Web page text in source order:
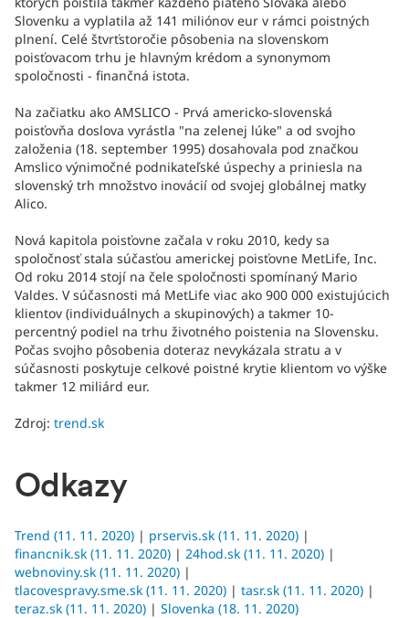
Slovenku a vyplatila až 141 miliónov eur v rámci poistných
plnení. Celé štvrťstoročie pôsobenia na slovenskom
poisťovacom trhu je hlavným krédom a synonymom
spoločnosti - finančná istota.
Na začiatku ako AMSLICO - Prvá americko-slovenská
poisťovňa doslova vyrástla "na zelenej lúke" a od svojho
založenia (18. september 1995) dosahovala pod značkou
Amslico výnimočné podnikateľské úspechy a priniesla na
slovenský trh množstvo inovácií od svojej globálnej matky
Alico.
Nová kapitola poisťovne začala v roku 2010, kedy sa
spoločnosť stala súčasťou americkej poisťovne MetLife, Inc.
Od roku 2014 stojí na čele spoločnosti spomínaný Mario
Valdes. V súčasnosti má MetLife viac ako 900 000 existujúcich
klientov (individuálnych a skupinových) a takmer 10-
percentný podiel na trhu životného poistenia na Slovensku.
Počas svojho pôsobenia doteraz nevykázala stratu a v
súčasnosti poskytuje celkové poistné krytie klientom vo výške
takmer 12 miliárd eur.
Zdroj: trend.sk
Odkazy
Trend (11. 11. 2020) | prservis.sk (11. 11. 2020) |
financnik.sk (11. 11. 2020) | 24hod.sk (11. 11. 2020) |
webnoviny.sk (11. 11. 2020) |
tlacovespravy.sme.sk (11. 11. 2020) | tasr.sk (11. 11. 2020) |
teraz.sk (11. 11. 2020) | Slovenka (18. 11. 2020)